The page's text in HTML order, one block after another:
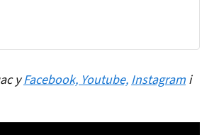
уFacebook,Youtube,Instagram і